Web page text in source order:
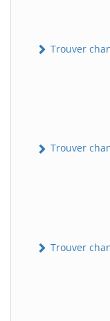
Trouver
Trouver
Trouver